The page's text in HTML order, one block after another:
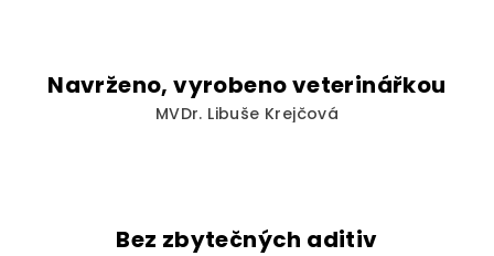
Navrženo, vyrobeno veterinářkou
MVDr. Libuše Krejčová
Bez zbytečných aditiv